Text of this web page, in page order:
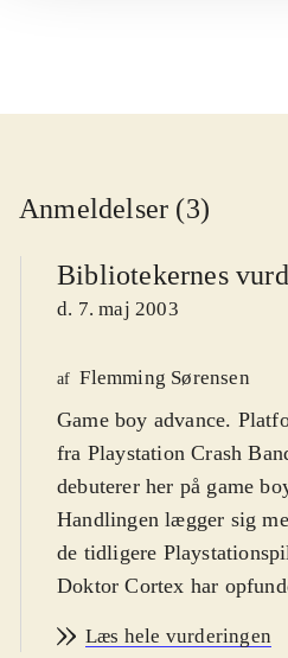
Anmeldelser (3)
Bibliotekernes
d. 7. maj 2003
af Flemming Sørensen
Game boy advance.
fra Playstation Crash
debuterer her på game
Handlingen lægger sig
de tidligere
Doktor Cortex har
Det er nu Crash's opgave
Læs hele vurderingen